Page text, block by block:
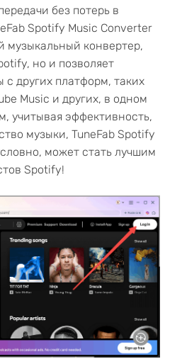
без потерь в
Spotify Music Converter
музыкальный конвертер,
но и позволяет
с других платформ, таких
Music и других, в одном
учитывая эффективность,
музыки, TuneFab Spotify
может стать лучшим
Spotify!